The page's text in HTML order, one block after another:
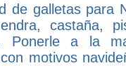
de galletas para
castaña,
Ponerle a la
motivos